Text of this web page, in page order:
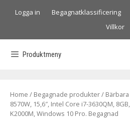
Logga in Begagnatklassificering
Villkor
Produktmeny
Home / Begagnade produkter/
8570W, 15,6″, Intel Core i7-3630QM,
K2000M, Windows 10 Pro. Begagnad